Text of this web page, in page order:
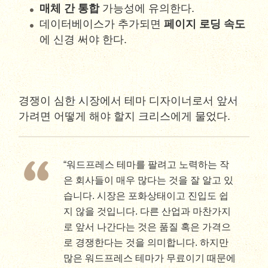
매체 간 통합가능성에 유의한다.
데이터베이스가 추가되면페이지 로딩 속도
에 신경 써야 한다.
경쟁이 심한 시장에서 테마 디자이너로서 앞서
가려면 어떻게 해야 할지 크리스에게 물었다.
“워드프레스 테마를 팔려고 노력하는 작
은 회사들이 매우 많다는 것을 잘 알고 있
습니다. 시장은 포화상태이고 진입도 쉽
지 않을 것입니다. 다른 산업과 마찬가지
로 앞서 나간다는 것은 품질 혹은 가격으
로 경쟁한다는 것을 의미합니다. 하지만
많은 워드프레스 테마가 무료이기 때문에